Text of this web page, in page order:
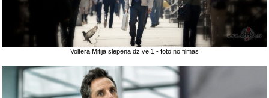
Voltera Mitija slepenā dzīve 1 - foto no filmas